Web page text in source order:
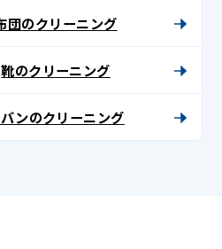
団のクリーニング
靴のクリーニング
ンのクリーニング